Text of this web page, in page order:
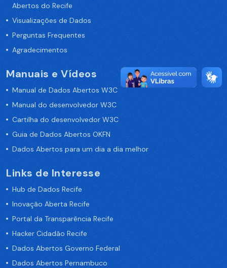
Abertos do Recife
Visualizações de Dados
Perguntas Frequentes
Agradecimentos
Manuais e Vídeos
Manual de Dados Abertos W3C
Manual do desenvolvedor W3C
Cartilha do desenvolvedor W3C
Guia de Dados Abertos OKFN
Dados Abertos para um dia a dia melhor
Links de Interesse
Hub de Dados Recife
Inovação Aberta Recife
Portal da Transparência Recife
Hacker Cidadão Recife
Dados Abertos Governo Federal
Dados Abertos Pernambuco